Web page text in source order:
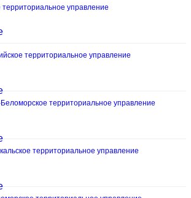
территориальное управление
территориальное управление
территориальное управление
территориальное управление